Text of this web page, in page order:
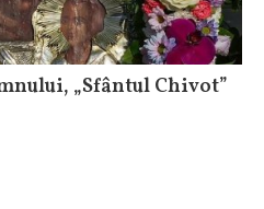
„Sfântul Chivot”